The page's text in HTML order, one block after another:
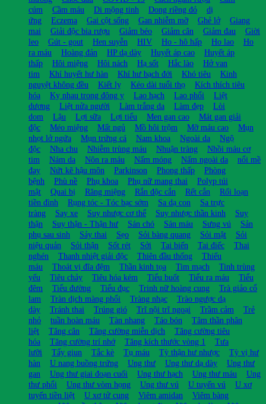
cúm
Cầm máu Di mộng tinh Dong riềng đỏ
dị
ứng
Eczema Gai cột sống Gan nhiễm mỡ Ghẻ lở
Giang
mai
Giải độc bia rượu Giảm béo Giảm cân Giảm đau
Giời
leo
Gút - gout Hen suyễn HIV Ho - hô hấp Ho lao
Ho
ra máu
Hoàng đản HP dạ dày Huyết áp cao
Huyết áp
thấp
Hôi miệng Hôi nách Hạ sốt Hắc lào
Hở van
tim
Khí huyết hư hàn Khí hư bạch đới Khó tiêu
Kinh
nguyệt không đều
Kiết lỵ Kéo dài tuổi thọ
Kích thích tiêu
hóa
Kỵ nhau trong đông y Lao hạch Lao phổi
Liệt
dương
Liệt nửa người Làm trắng da Làm đẹp
Lòi
dom
Lậu Lợi sữa Lợi tiểu Men gan cao
Mát gan giải
độc
Méo miệng Mất ngủ Mồ hôi trộm Mỡ máu cao
Mụn
nhọt lở ngứa
Mụn trứng cá Nam khoa Ngoài da
Ngộ
độc
Nha chu Nhiễm trùng máu Nhuận tràng
Nhồi máu cơ
tim
Nám da Nôn ra máu Nấm móng Nấm ngoài da
nổi mề
đay
Nứt kẽ hậu môn Parkinson Phong thấp
Phòng
bệnh
Phù nề Phụ khoa Phụ nữ mang thai
Polyp túi
mật
Quai bị Răng miệng Rắn độc cắn Rết cắn
Rối loạn
tiền đình
Rụng tóc - Tóc bạc sớm Sa dạ con
Sa trực
tràng
Say xe Suy nhược cơ thể Suy nhược thần kinh
Suy
thận
Suy thận - Thận hư Sán chó Sán máu Sưng vú
Sản
phụ sau sinh
Sảy thai Sẹo Sỏi bàng quang Sỏi mật
Sỏi
niệu quản
Sỏi thận Sốt rét Sởi Tai biến Tai điếc
Thai
nghén
Thanh nhiệt giải độc Thiên đầu thống
Thiếu
máu
Thoát vị đĩa đệm Thần kinh tọa Tim mạch
Tinh trùng
yếu
Tiêu chảy Tiêu hóa kém Tiểu buốt Tiểu ra máu
Tiểu
đêm
Tiểu đường Tiểu đục Trinh nữ hoàng cung
Trà giảo cổ
lam
Tràn dịch màng phổi Tràng nhạc
Trào ngược dạ
dày
Tránh thai Trúng gió Trĩ nội trĩ ngoại Trầm cảm
Trẻ
nhỏ
tuần hoàn máu Tàn nhang Táo bón
Tâm thần phân
liệt
Tăng cân Tăng cường miễn dịch
Tăng cường tiêu
hóa
Tăng cường trí nhớ Tăng kích thước vòng 1
Tưa
lưỡi
Tẩy giun Tắc kè Tụ máu Tỳ thận hư nhược
Tỳ vị hư
hàn
U nang buồng trứng Ung thư Ung thư dạ dày
Ung thư
gan
Ung thư giai đoạn cuối Ung thư hạch Ung thư máu
Ung
thư phổi
Ung thư vòm họng Ung thư vú U tuyến vú
U xơ
tuyến tiền liệt
U xơ tử cung Viêm amidan
Viêm bàng